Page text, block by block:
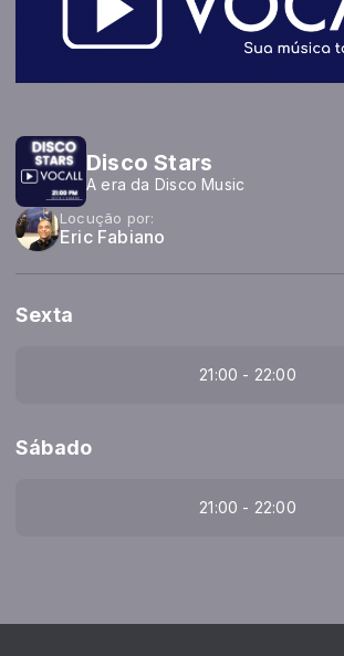
Disco Stars
A era da Disco Music
Locução por:
Eric Fabiano
Sexta
21:00 - 22:00
Sábado
21:00 - 22:00